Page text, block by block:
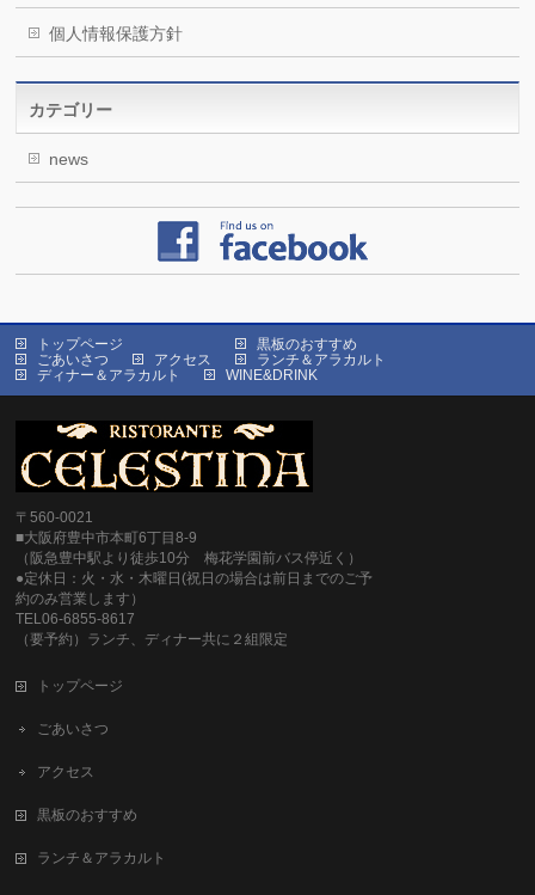
個人情報保護方針
カテゴリー
news
トップページ
ごあいさつ
アクセス
黒板のおすすめ
ランチ＆アラカルト
ディナー＆アラカルト
WINE&DRINK
〒560-0021
■大阪府豊中市本町6丁目8-9
（阪急豊中駅より徒歩10分 梅花学園前バス停近く）
●定休日：火・水・木曜日(祝日の場合は前日までのご予
約のみ営業します）
TEL06-6855-8617
（要予約）ランチ、ディナー共に２組限定
トップページ
ごあいさつ
アクセス
黒板のおすすめ
ランチ＆アラカルト